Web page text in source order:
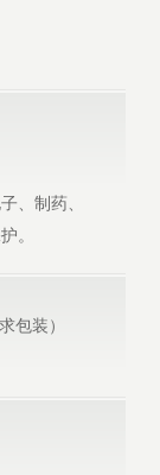
、制药、
。
包装）